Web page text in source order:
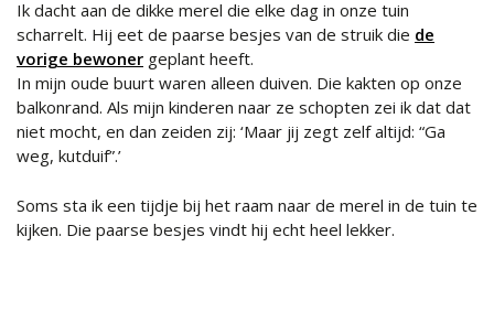
Ik dacht aan de dikke merel die elke dag in onze tuin
scharrelt. Hij eet de paarse besjes van de struik die de
vorige bewoner geplant heeft.
In mijn oude buurt waren alleen duiven. Die kakten op onze
balkonrand. Als mijn kinderen naar ze schopten zei ik dat dat
niet mocht, en dan zeiden zij: ‘Maar jij zegt zelf altijd: “Ga
weg, kutduif”.’
Soms sta ik een tijdje bij het raam naar de merel in de tuin te
kijken. Die paarse besjes vindt hij echt heel lekker.